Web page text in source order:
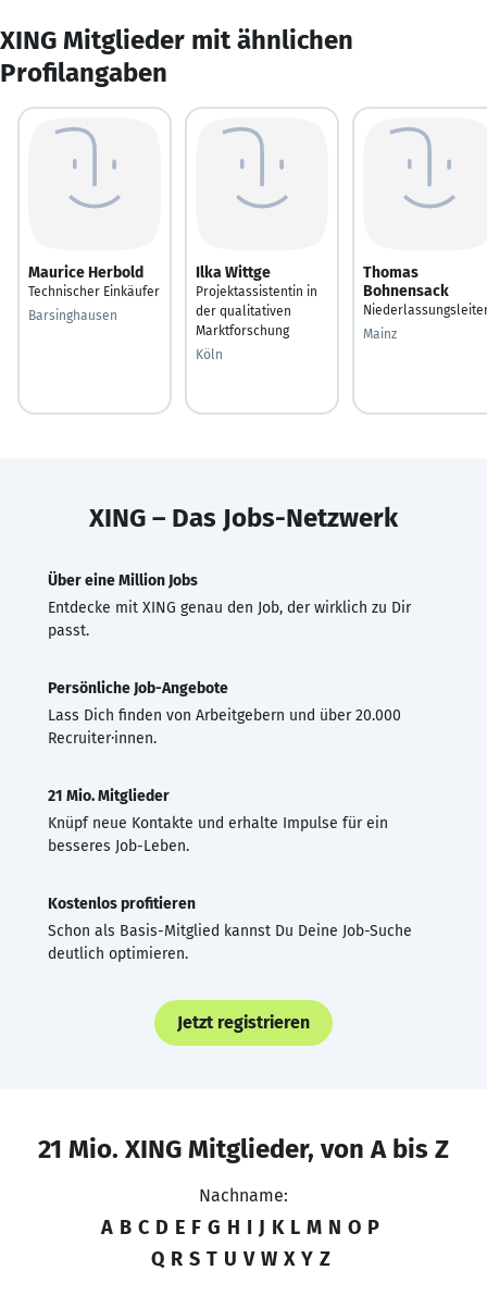
XING Mitglieder mit ähnlichen
Profilangaben
Maurice Herbold
Technischer Einkäufer
Barsinghausen
Ilka Wittge
Projektassistentin in
der qualitativen
Marktforschung
Köln
Thomas
Bohnensack
Mainz
XING – Das Jobs-Netzwerk
Über eine Million Jobs
Entdecke mit XING genau den Job, der wirklich zu Dir
passt.
Persönliche Job-Angebote
Lass Dich finden von Arbeitgebern und über 20.000
Recruiter·innen.
21 Mio. Mitglieder
Knüpf neue Kontakte und erhalte Impulse für ein
besseres Job-Leben.
Kostenlos profitieren
Schon als Basis-Mitglied kannst Du Deine Job-Suche
deutlich optimieren.
Jetzt registrieren
21 Mio. XING Mitglieder, von A bis Z
Nachname:
A B C D E F G H I J K L M N O P
Q R S T U V W X Y Z